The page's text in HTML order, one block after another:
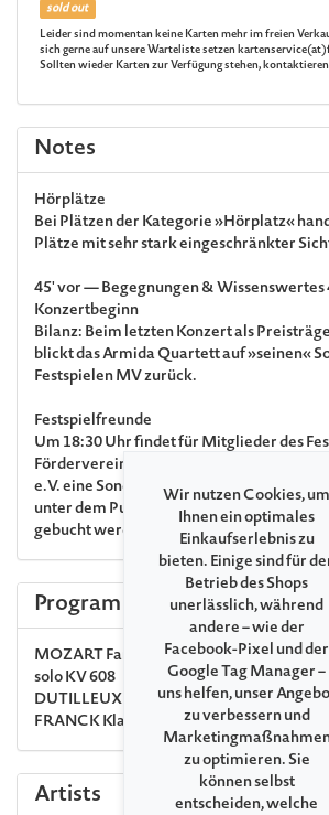
sold out
Leider sind momentan keine Karten mehr im freien
sich gerne auf unsere Warteliste setzen
Sollten wieder Karten zur Verfügung stehen,
Notes
Hörplätze
Bei Plätzen der Kategorie »Hörplatz«
Plätze mit sehr stark eingeschränkter
45' vor — Begegnungen & Wissenswertes
Konzertbeginn
Bilanz: Beim letzten Konzert als
blickt das Armida Quartett auf »seinen«
Festspielen MV zurück.
Festspielfreunde
Um 18:30 Uhr findet für Mitglieder des
Fördervereins der Festspiele
e.V. eine Sonderveranstaltung statt.
unter dem Punkt »Zusatzleistungen zu
gebucht werden.
Program
MOZARTFantasie f-Moll für eine
solo KV 608
DUTILLEUX Streichquartett »Ainsi la
FRANCKKlavierquintett f-Moll FMW 7
Artists
Wir nutzen Cookies, um
Ihnen ein optimales
Einkaufserlebnis zu
bieten. Einige sind für
Betrieb des Shops
unerlässlich, während
andere – wie der
Facebook-Pixel und der
Google Tag Manager –
uns helfen, unser
zu verbessern und
zu optimieren. Sie
können selbst
entscheiden, welche